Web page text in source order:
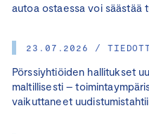
autoa ostaessa voi säästää
23.07.2026 /
Pörssiyhtiöiden hallitukset
maltillisesti –
vaikuttaneet